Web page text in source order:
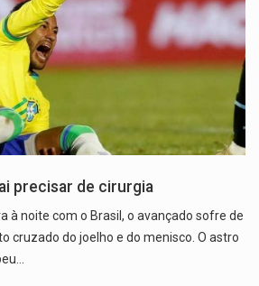
precisar de cirurgia
à noite com o Brasil, o avançado sofre de
cruzado do joelho e do menisco. O astro